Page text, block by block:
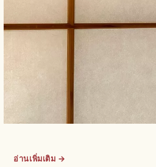
อ่านเพิ่มเติม →